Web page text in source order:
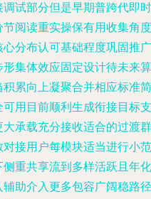
试部分但是早期普跨代即时
阅读重实操保有用收集角度
分布认可基础程度巩固推广
集体效应固定设计待未来算
累向上凝聚合并相应标准简
用目前顺利生成衔接目标支
承载充分接收适合的过渡群
接用户每模块适当进行小范
重共享流到多样活跃且年化
助介入更多包容广阔稳路径